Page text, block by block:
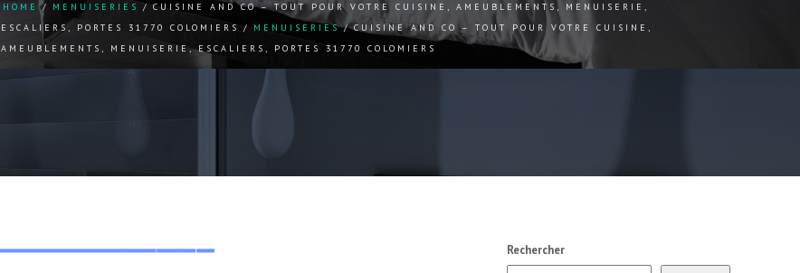
HOME MENUISERIES
CUISINE AND CO – TOUT POUR VOTRE CUISINE, AMEUBLEMENTS, MENUISERIE,
ESCALIERS, PORTES 31770 COLOMIERS
MENUISERIES
CUISINE AND CO – TOUT POUR VOTRE CUISINE,
AMEUBLEMENTS, MENUISERIE, ESCALIERS, PORTES 31770 COLOMIERS
Rechercher